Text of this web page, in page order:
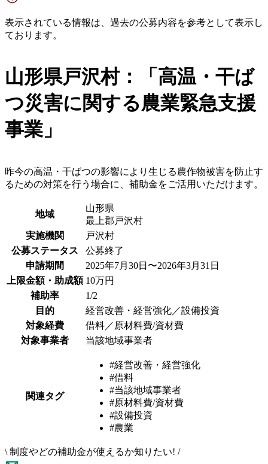
表示されている情報は、過去の公募内容を参考として表示し
ております。
山形県戸沢村：「高温・干ば
つ災害に関する農業緊急支援
事業」
昨今の高温・干ばつの影響により生じる農作物被害を防止す
るための対策を行う場合に、補助金をご活用いただけます。
地域
山形県
最上郡戸沢村
実施機関
戸沢村
公募ステータス
公募終了
申請期間
2025年7月30日〜2026年3月31日
上限金額・助成額 10万円
補助率
1/2
目的
経営改善・経営強化／設備投資
対象経費
借料／原材料費/資材費
対象事業者
当該地域事業者
関連タグ
#経営改善・経営強化
#借料
#当該地域事業者
#原材料費/資材費
#設備投資
#農業
\ 制度やどの補助金が使えるか知りたい! /